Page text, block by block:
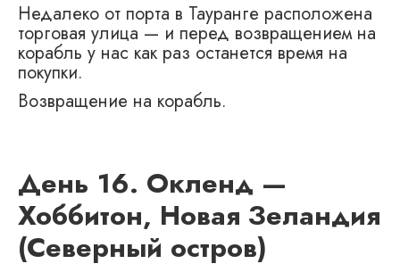
Недалеко от порта в Тауранге расположена
торговая улица — и перед возвращением на
корабль у нас как раз останется время на
покупки.
Возвращение на корабль.
День 16. Окленд —
Хоббитон, Новая Зеландия
(Северный остров)